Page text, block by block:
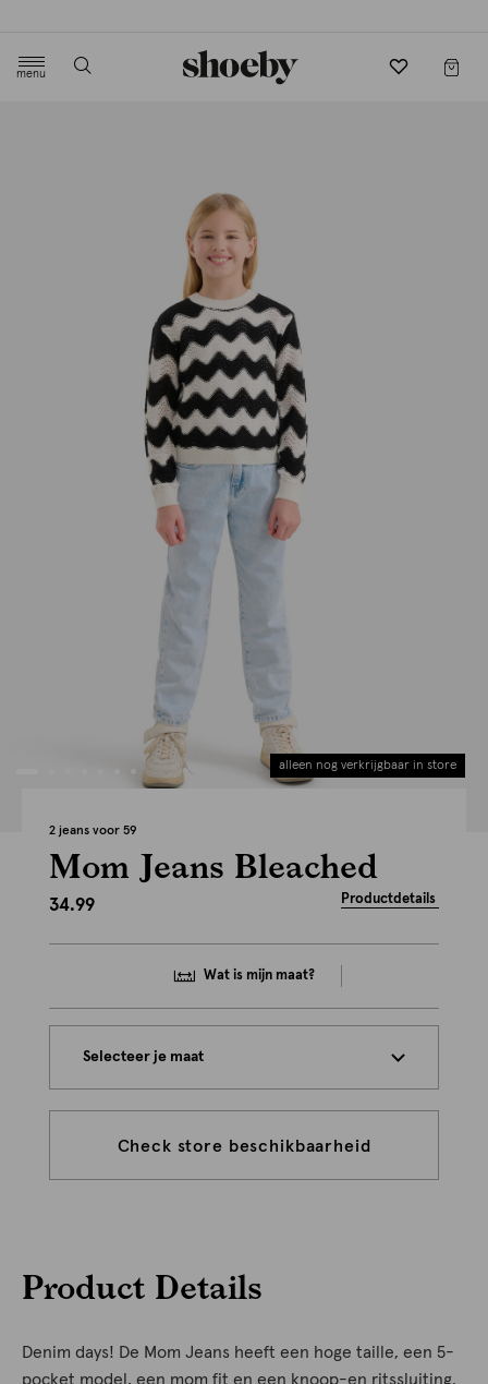
menu
alleen nog verkrijgbaar in store
2 jeans voor 59
Mom Jeans Bleached
34.99 Productdetails
Wat is mijn maat?
Selecteer je maat
Check store beschikbaarheid
Product Details
Denim days! De Mom Jeans heeft een hoge taille, een 5-
pocket model, een mom fit en een knoop-en ritssluiting.